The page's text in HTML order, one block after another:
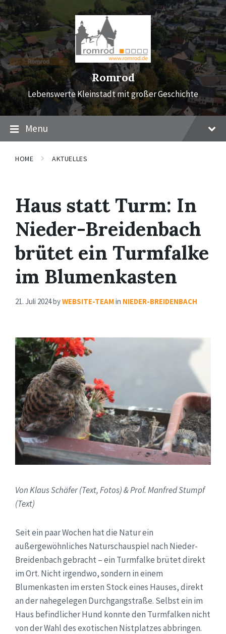
Skip
to
content
Skip
to
main
navigation
Skip
to
footer
Romrod
Lebenswerte Kleinstadt mit großer Geschichte
Menu
HOME AKTUELLES
Haus statt Turm: In
Nieder-Breidenbach
brütet ein Turmfalke
im Blumenkasten
21. Juli 2024byWEBSITE-TEAMin NIEDER-BREIDENBACH
Von Klaus Schäfer (Text, Fotos) & Prof. Manfred Stumpf
(Text)
Seit ein paar Wochen hat die Natur ein
außergewöhnliches Naturschauspiel nach Nieder-
Breidenbach gebracht – ein Turmfalke brütet direkt
im Ort. Nicht irgendwo, sondern in einem
Blumenkasten im ersten Stock eines Hauses, direkt
an der nahegelegen Durchgangstraße. Selbst ein im
Haus befindlicher Hund konnte den Turmfalken nicht
von der Wahl des exotischen Nistplatzes abbringen.